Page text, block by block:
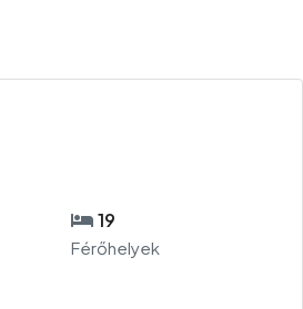
19
Férőhelyek